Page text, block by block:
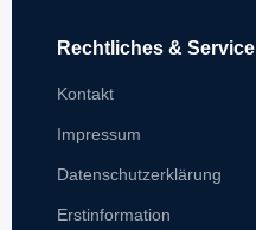
Rechtliches & Service
Kontakt
Impressum
Datenschutzerklärung
Erstinformation